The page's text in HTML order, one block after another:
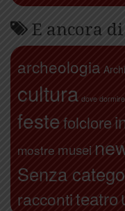
E ancora
archeologia
cultura dove dormire
festefolclore
mostre musei
Senza
raccontiteatro